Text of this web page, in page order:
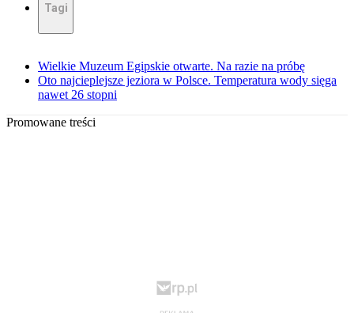
Tagi
Wielkie Muzeum Egipskie otwarte. Na razie na próbę
Oto najcieplejsze jeziora w Polsce. Temperatura wody sięga
nawet 26 stopni
Promowane treści